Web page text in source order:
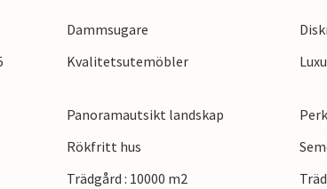
på en av de många terrasserna, ladda
gamla staden Arezzo, beundra de
njut av regionala specialiteter på en
kullarna, besök den medeltida
och fördjupa dig i etruskisk
Dammsugare
Kvalitetsutemöbler
Panoramautsikt landskap
Rökfritt hus
Trädgård : 10000 m2